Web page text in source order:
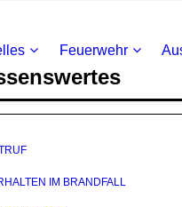
Feuerwehr
IM BRANDFALL